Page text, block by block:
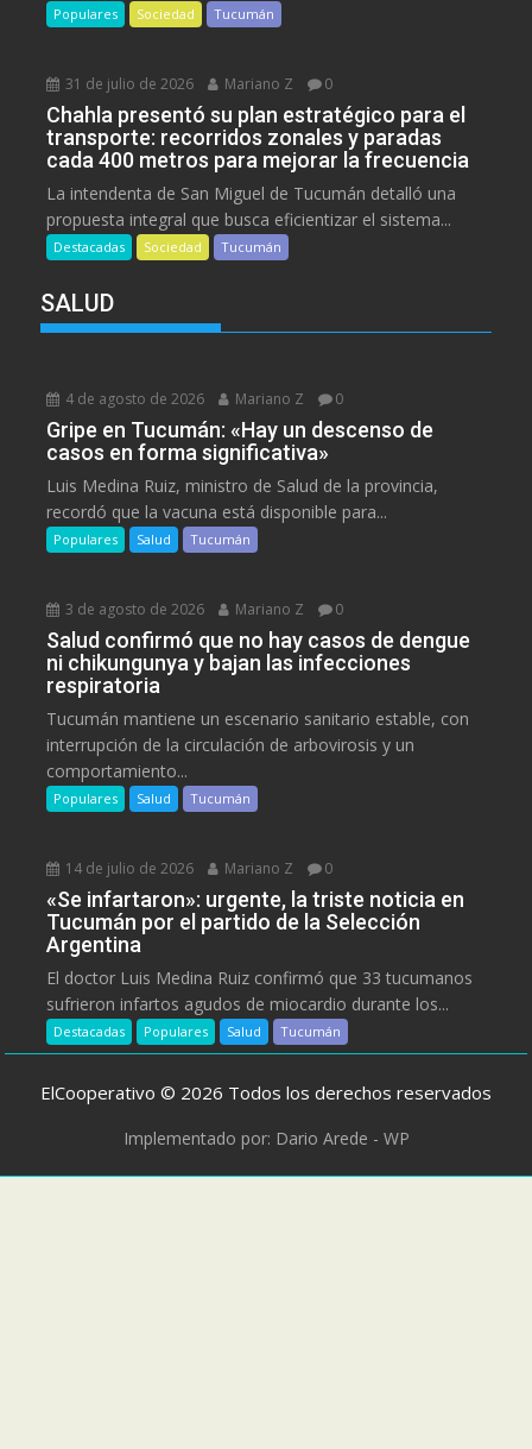
Populares Sociedad Tucumán
31 de julio de 2026 Mariano Z 0
Chahla presentó su plan estratégico para el
transporte: recorridos zonales y paradas
cada 400 metros para mejorar la frecuencia
La intendenta de San Miguel de Tucumán detalló una
propuesta integral que busca eficientizar el sistema...
Destacadas Sociedad Tucumán
SALUD
4 de agosto de 2026 Mariano Z 0
Gripe en Tucumán: «Hay un descenso de
casos en forma significativa»
Luis Medina Ruiz, ministro de Salud de la provincia,
recordó que la vacuna está disponible para...
Populares Salud Tucumán
3 de agosto de 2026 Mariano Z 0
Salud confirmó que no hay casos de dengue
ni chikungunya y bajan las infecciones
respiratoria
Tucumán mantiene un escenario sanitario estable, con
interrupción de la circulación de arbovirosis y un
comportamiento...
Populares Salud Tucumán
14 de julio de 2026 Mariano Z 0
«Se infartaron»: urgente, la triste noticia en
Tucumán por el partido de la Selección
Argentina
El doctor Luis Medina Ruiz confirmó que 33 tucumanos
sufrieron infartos agudos de miocardio durante los...
Destacadas Populares Salud Tucumán
ElCooperativo © 2026 Todos los derechos reservados